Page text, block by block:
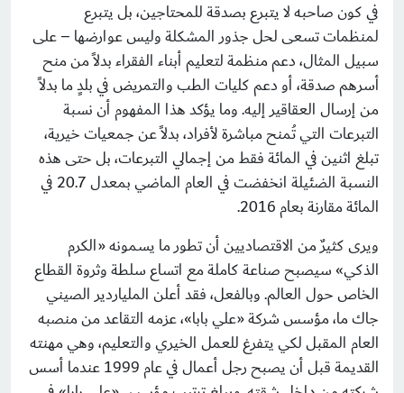
في كون صاحبه لا يتبرع بصدقة للمحتاجين، بل يتبرع
لمنظمات تسعى لحل جذور المشكلة وليس عوارضها – على
سبيل المثال، دعم منظمة لتعليم أبناء الفقراء بدلاً من منح
أسرهم صدقة، أو دعم كليات الطب والتمريض في بلدٍ ما بدلاً
من إرسال العقاقير إليه. وما يؤكد هذا المفهوم أن نسبة
التبرعات التي تُمنح مباشرة لأفراد، بدلاً عن جمعيات خيرية،
تبلغ اثنين في المائة فقط من إجمالي التبرعات، بل حتى هذه
النسبة الضئيلة انخفضت في العام الماضي بمعدل 20.7 في
المائة مقارنة بعام 2016.
ويرى كثيرٌ من الاقتصاديين أن تطور ما يسمونه «الكرم
الذكي» سيصبح صناعة كاملة مع اتساع سلطة وثروة القطاع
الخاص حول العالم. وبالفعل، فقد أعلن الملياردير الصيني
جاك ما، مؤسس شركة «علي بابا»، عزمه التقاعد من منصبه
العام المقبل لكي يتفرغ للعمل الخيري والتعليم، وهي مهنته
القديمة قبل أن يصبح رجل أعمال في عام 1999 عندما أسس